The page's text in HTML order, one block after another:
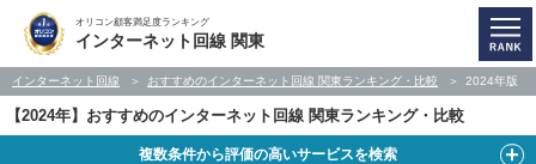
オリコン顧客満足度ランキング
インターネット回線 関東
インターネット回線 おすすめのインターネット回線 関東ランキング・比較 2024年版
【2024年】おすすめのインターネット回線 関東ランキング・比較
複数条件から評価の高いサービスを検索